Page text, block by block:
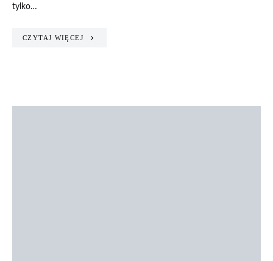
tylko…
CZYTAJ WIĘCEJ